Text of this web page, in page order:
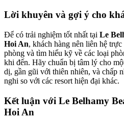
Lời khuyên và gợi ý cho
Để có trải nghiệm tốt nhất tại Le
Hoi An, khách hàng nên liên hệ
phòng và tìm hiểu kỹ về các loại
khi đến. Hãy chuẩn bị tâm lý cho
dị, gần gũi với thiên nhiên, và chấp
nghi so với các resort hiện đại khác.
Kết luận với Le Belhamy
Hoi An